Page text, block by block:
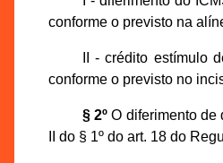
conforme o previsto na
II - crédito estímulo
conforme o previsto no
§ 2ºO diferimento de
II do § 1º do art. 18 do